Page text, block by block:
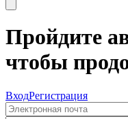
Пройдите
чтобы
ВходРегистрация